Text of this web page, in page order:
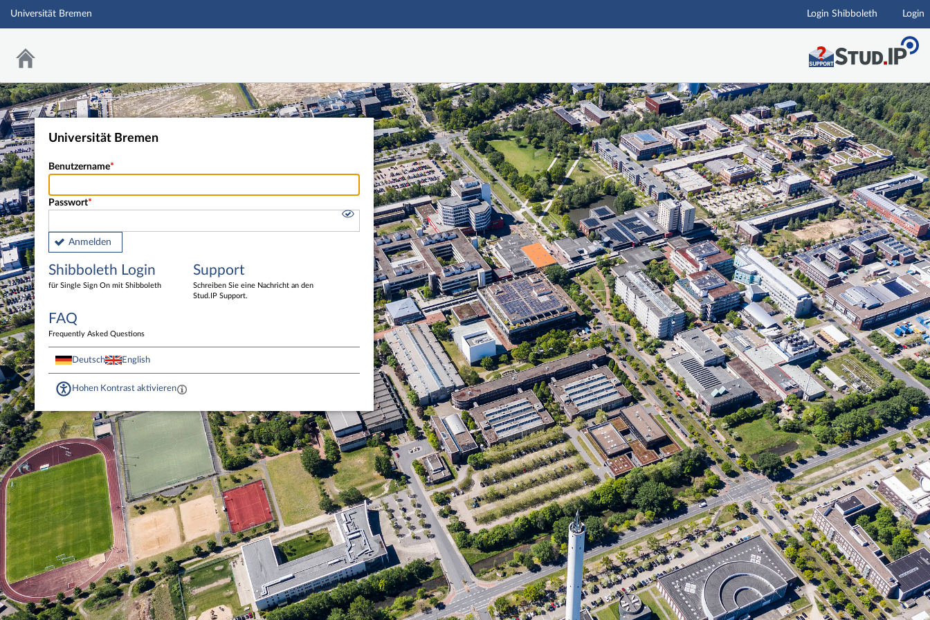
Hauptnavigation
Universität Bremen Login Shibboleth Login
Universität Bremen
Benutzername
Passwort
Anmelden
Shibboleth Login
für Single Sign On mit Shibboleth
Support
Schreiben Sie eine Nachricht an den
Stud.IP Support.
FAQ
Frequently Asked Questions
Deutsch English
Hohen Kontrast aktivieren